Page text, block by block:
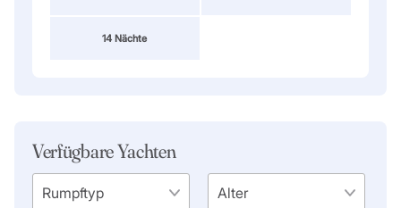
14 Nächte
Verfügbare Yachten